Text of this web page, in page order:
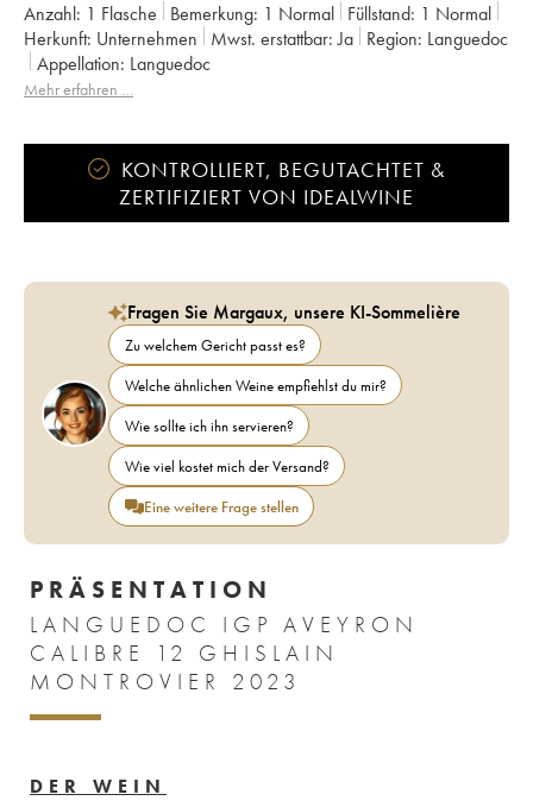
Anzahl: 1 Flasche Bemerkung: 1 Normal Füllstand: 1 Normal
Herkunft:
unternehmen Mwst. erstattbar: ja Region: Languedoc
Appellation: Languedoc
Mehr erfahren …
KONTROLLIERT, BEGUTACHTET &
ZERTIFIZIERT VON IDEALWINE
Fragen Sie Margaux, unsere KI-Sommelière
Zu welchem Gericht passt es?
Welche ähnlichen Weine empfiehlst du mir?
Wie sollte ich ihn servieren?
Wie viel kostet mich der Versand?
Eine weitere Frage stellen
PRÄSENTATION
LANGUEDOC IGP AVEYRON
CALIBRE 12 GHISLAIN
MONTROVIER 2023
DER WEIN